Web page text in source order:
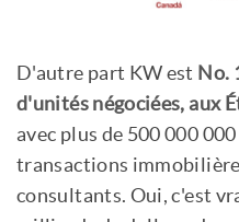
D'autre part KW est No.
d'unités négociées, aux
avec plus de 500 000
transactions
consultants. Oui, c'est